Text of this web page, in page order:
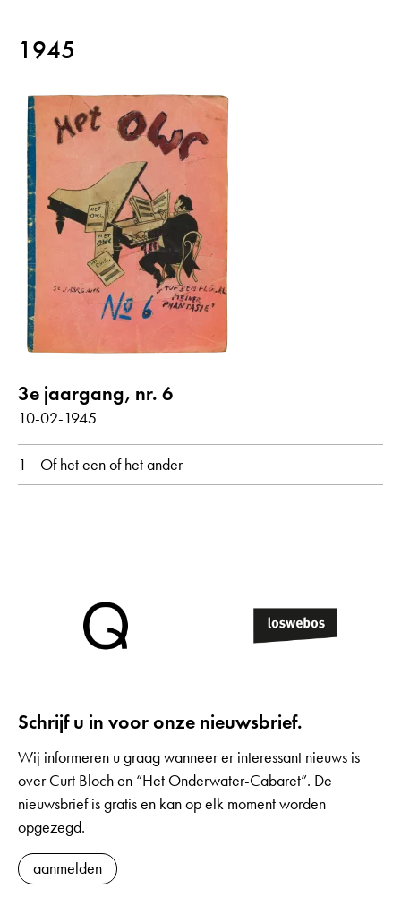
alle Duits
1945
3e jaargang, nr. 6
10-02-1945
1 Of het een of het ander
Schrijf u in voor onze nieuwsbrief.
Wij informeren u graag wanneer er interessant nieuws is
over Curt Bloch en “Het Onderwater-Cabaret”. De
nieuwsbrief is gratis en kan op elk moment worden
opgezegd.
aanmelden